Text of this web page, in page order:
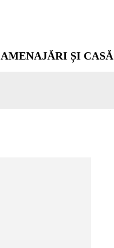
AMENAJĂRI ȘI CASĂ